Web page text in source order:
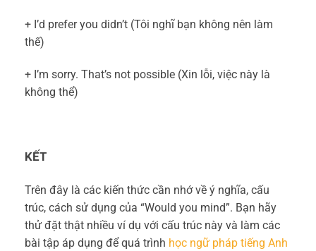
+ I’d prefer you didn’t (Tôi nghĩ bạn không nên làm
thế)
+ I’m sorry. That’s not possible (Xin lỗi, việc này là
không thể)
KẾT
Trên đây là các kiến thức cần nhớ về ý nghĩa, cấu
trúc, cách sử dụng của “Would you mind”. Bạn hãy
thử đặt thật nhiều ví dụ với cấu trúc này và làm các
bài tập áp dụng để quá trình học ngữ pháp tiếng Anh